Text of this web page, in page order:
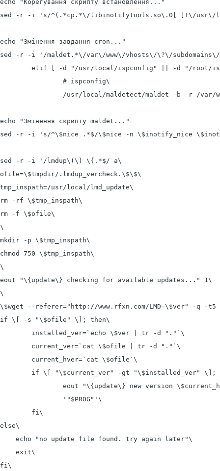
echo "Корегування скрипту встановлення..."
sed -r -i 's/^(.*cp.*\/libinotifytools.so\.0[ ]+\/
echo "Змінення завдання cron..."
sed -r -i '/maldet.*\/var\/www\/vhosts\/\?\/
elif [ -d "/usr/local/ispconfig" || -d "/root/
                # ispconfig\
/usr/local/maldetect/maldet -b -r /
echo "Змінення скрипту maldet..."
sed -r -i 's/^\$nice .*$/\$nice -n \$inotify_nice \$inotify
sed -r -i '/lmdup\(\) \{.*$/ a\
ofile=\$tmpdir/.lmdup_vercheck.\$\$\
tmp_inspath=/usr/local/lmd_update\
rm -rf \$tmp_inspath\
rm -f \$ofile\
\
mkdir -p \$tmp_inspath\
chmod 750 \$tmp_inspath\
\
eout "\{update\} checking for available updates..." 1\
\
\$wget --referer="http://www.rfxn.com/LMD-\$ver" -q -
if \[ -s "\$ofile" \]; then\
        installed_ver=`echo \$ver | tr -d "."`\
        current_ver=`cat \$ofile | tr -d "."`\
        current_hver=`cat \$ofile`\
if \[ "\$current_ver" -gt "\$installed_ver" \];
eout "\{update\} new version
                '"$PROG"'\
        fi\
else\
    echo "no update file found. try again later"\
    exit\
fi\